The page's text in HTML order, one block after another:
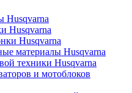
Husqvarna
Husqvarna
Husqvarna
материалы Husqvarna
техники Husqvarna
и мотоблоков